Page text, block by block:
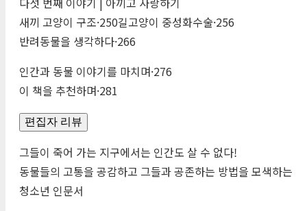
새끼 고양이 구조·250길고양이 중성화수술·256
반려동물을 생각하다·266
인간과 동물 이야기를 마치며·276
이 책을 추천하며·281
편집자 리뷰
그들이 죽어 가는 지구에서는 인간도 살 수 없다!
동물들의 고통을 공감하고 그들과 공존하는 방법을 모색하는
청소년 인문서